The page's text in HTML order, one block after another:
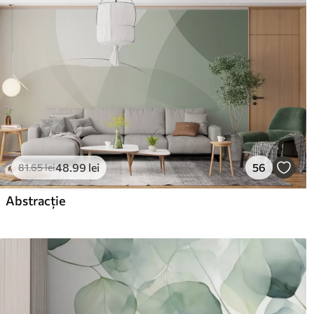
poate fi curățat cu apă.
Aplicare fără cusături
Standard
166 .6599.99 lei /m² 220
Vinil Premium
250.00
81.65lei48.99 lei 56
Abstracție